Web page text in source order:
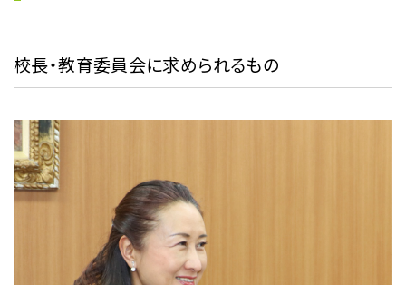
校長・教育委員会に求められるもの